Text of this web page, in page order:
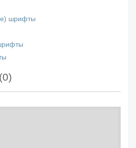
шрифты
0)